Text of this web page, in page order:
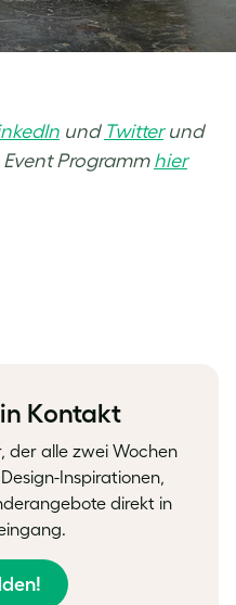
und Twitterund
Programm hier
Kontakt
der alle zwei Wochen
Inspirationen,
direkt in